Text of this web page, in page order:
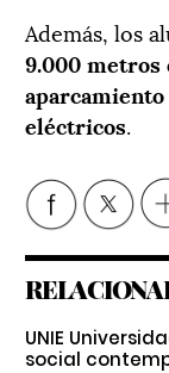
Además, los
9.000 metros
eléctricos.
UNIE
social